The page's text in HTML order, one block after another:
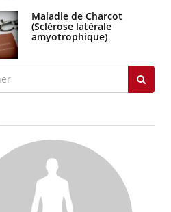
Maladie de Charcot
(Sclérose latérale
amyotrophique)